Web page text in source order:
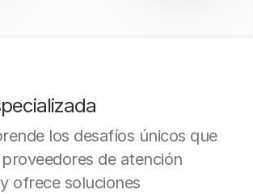
los desafíos únicos que
de atención
ofrece soluciones